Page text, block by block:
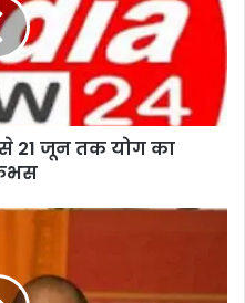
21 जून तक योग का